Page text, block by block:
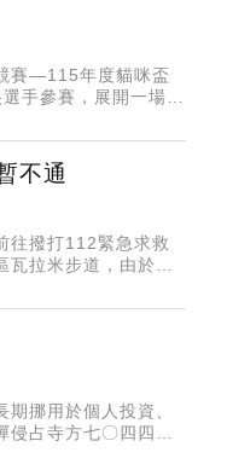
賽—115年度貓咪盃
手參賽，展開一場結
不通
往撥打112緊急求救
拉米步道，由於當
挪用於個人投資、
占寺方七〇四四萬